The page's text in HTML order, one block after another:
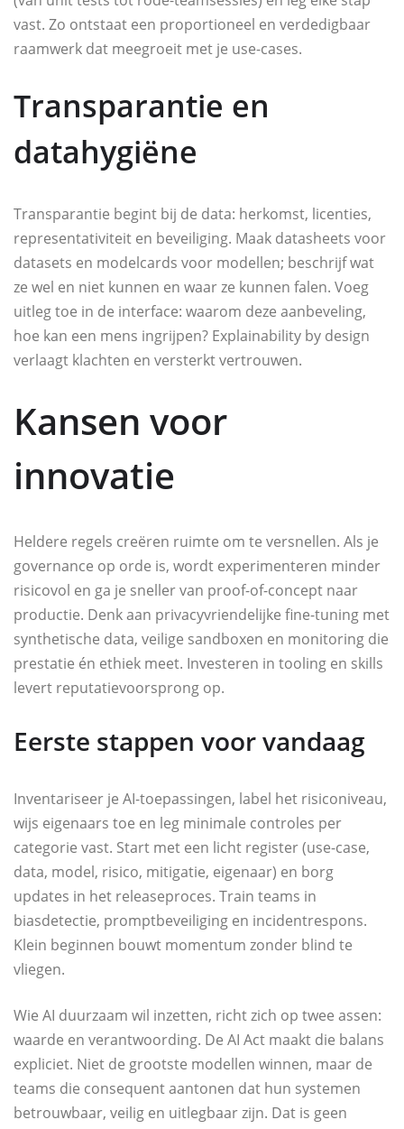
vast. Zo ontstaat een proportioneel en verdedigbaar
raamwerk dat meegroeit met je use-cases.
Transparantie en
datahygiëne
Transparantie begint bij de data: herkomst, licenties,
representativiteit en beveiliging. Maak datasheets voor
datasets en modelcards voor modellen; beschrijf wat
ze wel en niet kunnen en waar ze kunnen falen. Voeg
uitleg toe in de interface: waarom deze aanbeveling,
hoe kan een mens ingrijpen? Explainability by design
verlaagt klachten en versterkt vertrouwen.
Kansen voor
innovatie
Heldere regels creëren ruimte om te versnellen. Als je
governance op orde is, wordt experimenteren minder
risicovol en ga je sneller van proof-of-concept naar
productie. Denk aan privacyvriendelijke fine-tuning met
synthetische data, veilige sandboxen en monitoring die
prestatie én ethiek meet. Investeren in tooling en skills
levert reputatievoorsprong op.
Eerste stappen voor vandaag
Inventariseer je AI-toepassingen, label het risiconiveau,
wijs eigenaars toe en leg minimale controles per
categorie vast. Start met een licht register (use-case,
data, model, risico, mitigatie, eigenaar) en borg
updates in het releaseproces. Train teams in
biasdetectie, promptbeveiliging en incidentrespons.
Klein beginnen bouwt momentum zonder blind te
vliegen.
Wie AI duurzaam wil inzetten, richt zich op twee assen:
waarde en verantwoording. De AI Act maakt die balans
expliciet. Niet de grootste modellen winnen, maar de
teams die consequent aantonen dat hun systemen
betrouwbaar, veilig en uitlegbaar zijn. Dat is geen